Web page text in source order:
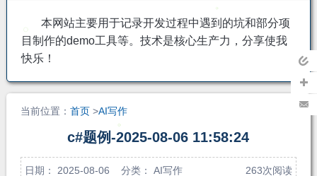
返回
主页
加关
本网站主要用于记录开发过程中遇到的坑和部分项
目制作的demo工具等。技术是核心生产力，分享使我
快乐！
当前位置： 首页>AI写作
c#题例-2025-08-06 11:58:24
日期： 2025-08-06 分类： AI写作 263次阅读